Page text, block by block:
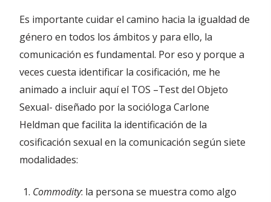
Es importante cuidar el camino hacia la igualdad de
género en todos los ámbitos y para ello, la
comunicación es fundamental. Por eso y porque a
veces cuesta identificar la cosificación, me he
animado a incluir aquí el TOS –Test del Objeto
Sexual- diseñado por la socióloga Carlone
Heldman que facilita la identificación de la
cosificación sexual en la comunicación según siete
modalidades:
Commodity: la persona se muestra como algo